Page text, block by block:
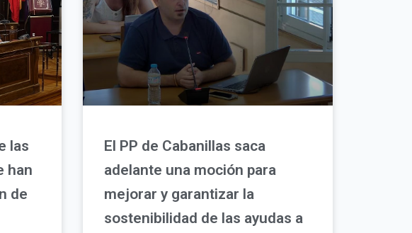
las
han
de
El PP de Cabanillas saca
adelante una moción para
mejorar y garantizar la
sostenibilidad de las ayudas a